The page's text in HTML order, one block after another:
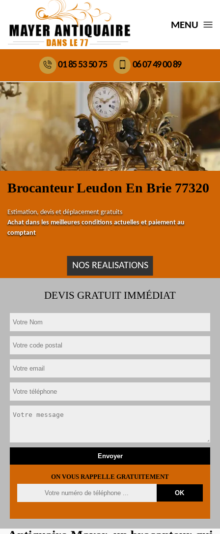
MENU
01 85 53 50 75 06 07 49 00 89
Brocanteur Leudon En Brie 77320
Estimation, devis et déplacement gratuits
Achat dans les meilleures conditions actuelles et paiement au
comptant
NOS REALISATIONS
DEVIS GRATUIT IMMÉDIAT
ON VOUS RAPPELLE GRATUITEMENT